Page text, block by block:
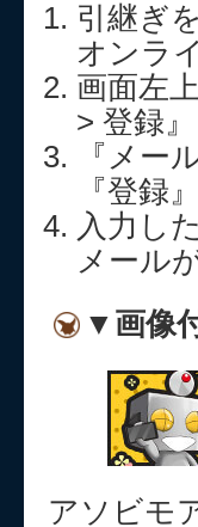
引継ぎ
オンラ
画面左
> 登録
『メー
『登録
入力し
メール
▼画像
アソビモ